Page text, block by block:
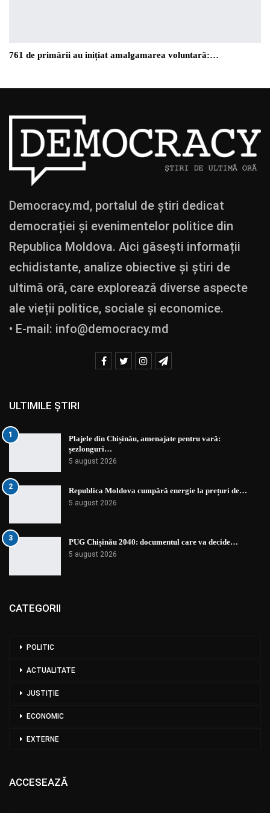
761 de primării au inițiat amalgamarea voluntară:…
Democracy.md, portalul de știri dedicat
democrației și evenimentelor politice din
Republica Moldova. Aici găsești informații
echidistante, analize obiective și știri de
ultimă oră, care explorează diverse aspecte
ale vieții politice, sociale și economice.
• E-mail: info@democracy.md
ULTIMILE ȘTIRI
1
Plajele din Chișinău, amenajate pentru vară:
șezlonguri…
5 august 2026
2 Republica Moldova cumpără energie la prețuri de…
5 august 2026
3 PUG Chișinău 2040: documentul care va decide…
5 august 2026
CATEGORII
POLITIC
ACTUALITATE
JUSTIȚIE
ECONOMIC
EXTERNE
ACCESEAZĂ